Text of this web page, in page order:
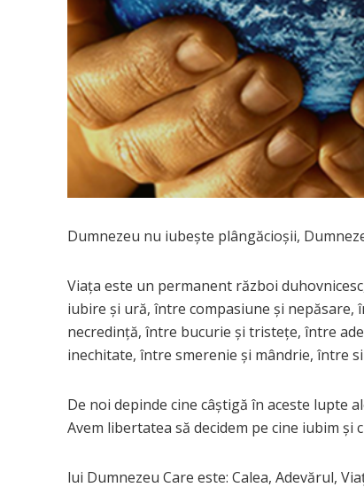
Dumnezeu nu iubește plângăcioșii,
Viața este un permanent război
iubire şi ură, între compasiune şi nepăsare,
necredinţă, între bucurie şi tristeţe, între
inechitate, între smerenie şi mândrie, între
De noi depinde cine câştigă în aceste lupte
Avem libertatea să decidem pe cine iubim şi
lui Dumnezeu Care este: Calea, Adevărul,